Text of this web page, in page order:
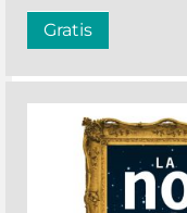
Gratis